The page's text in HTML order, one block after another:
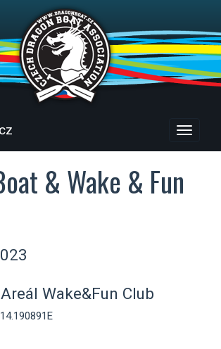
Menu
& Wake & Fun
Wake&Fun Club